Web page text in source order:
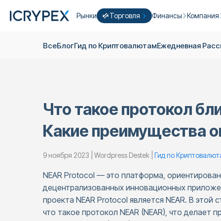
Рынки
Торговля
PRO Торговля
Крипто Корзина
Финансы Компания
Контакты
ВсеБлогГид по КриптовалютамЕжедневная
Что такое протокол
Какие преимущества
9 ноября 2023 | Wordpress Destek | Гид по
NEAR Protocol — это платформа,
децентрализованных инновационных
проекта NEAR Protocol является NEAR. В
что такое протокол NEAR (NEAR), что делает